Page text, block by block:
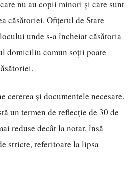
nu au copii minori și care sunt
căsătoriei. Ofițerul de Stare
unde s-a încheiat căsătoria
domiciliu comun soții poate
cererea și documentele necesare.
un termen de reflecție de 30 de
reduse decât la notar, însă
stricte, referitoare la lipsa